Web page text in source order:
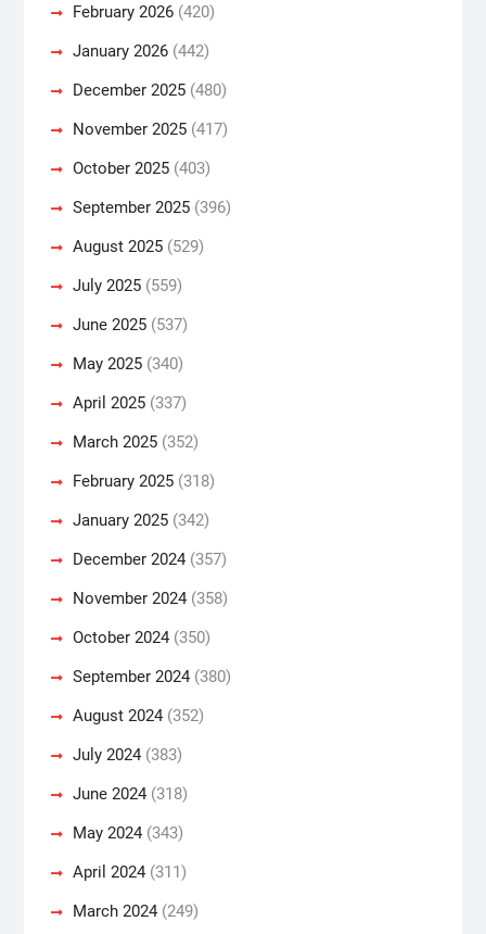
February 2026(420)
January 2026(442)
December 2025(480)
November 2025(417)
October 2025(403)
September 2025(396)
August 2025(529)
July 2025(559)
June 2025(537)
May 2025(340)
April 2025(337)
March 2025(352)
February 2025(318)
January 2025(342)
December 2024(357)
November 2024(358)
October 2024(350)
September 2024(380)
August 2024(352)
July 2024(383)
June 2024(318)
May 2024(343)
April 2024(311)
March 2024(249)